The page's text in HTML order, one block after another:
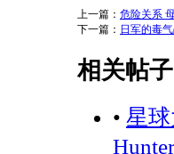
上一篇： 危险关系
下一篇： 日军的毒
相关帖子
• 星球